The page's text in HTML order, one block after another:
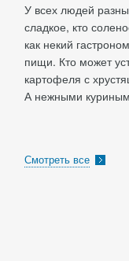
У всех людей
сладкое, кто
как некий
пищи. Кто может
картофеля с
А нежными
Смотреть все